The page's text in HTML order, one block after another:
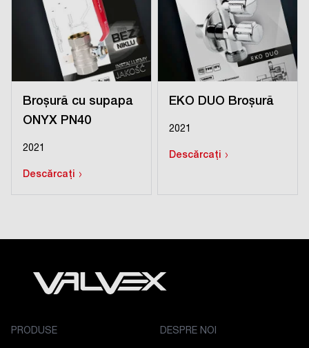
Broșură cu supapa
ONYX PN40
2021
Descărcați ›
EKO DUO Broșură
2021
Descărcați ›
PRODUSE DESPRE NOI